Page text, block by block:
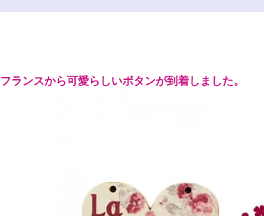
フランスから可愛らしいボタンが到着しました。